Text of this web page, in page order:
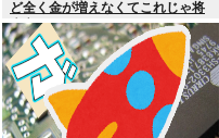
ど全く金が増えなくてこれじゃ将
来心配でワロタ